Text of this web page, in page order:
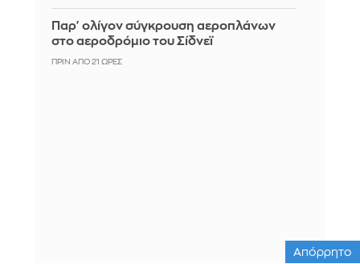
Παρ' ολίγον σύγκρουση αεροπλάνων
στο αεροδρόμιο του Σίδνεϊ
ΠΡΙΝ ΑΠΌ 21 ΏΡΕΣ
Απόρρητο